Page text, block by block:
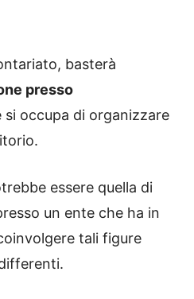
basterà
presso
si occupa di organizzare
essere quella di
un ente che ha in
tali figure